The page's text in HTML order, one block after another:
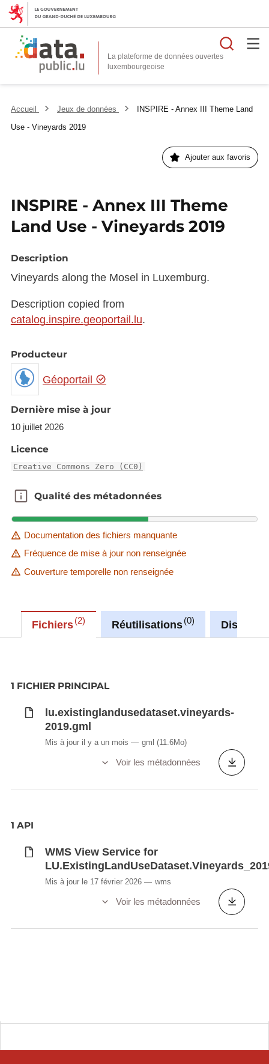
La plateforme de données ouvertes
Accueil Jeux de données
INSPIRE - Annex III Theme Land
Use - Vineyards 2019
Ajouter aux favoris
INSPIRE - Annex III Theme
Land Use - Vineyards 2019
Description
Vineyards along the Mosel in Luxemburg.
Description copied from
catalog.inspire.geoportail.lu.
Producteur
Géoportail
Dernière mise à jour
10 juillet 2026
Licence
Creative Commons Zero (CC0)
Qualité des métadonnées
Qualité des métadonnées
Documentation des fichiers manquante
Fréquence de mise à jour non renseignée
Couverture temporelle non renseignée
Fichiers 2 Réutilisations 0
1 FICHIER PRINCIPAL
lu.existinglandusedataset.vineyards-
2019.gml
Mis à jour il y a un mois gml (11.6Mo)
Voir les métadonnées
1 API
WMS View Service for
Mis à jour le 17 février 2026 wms
Voir les métadonnées